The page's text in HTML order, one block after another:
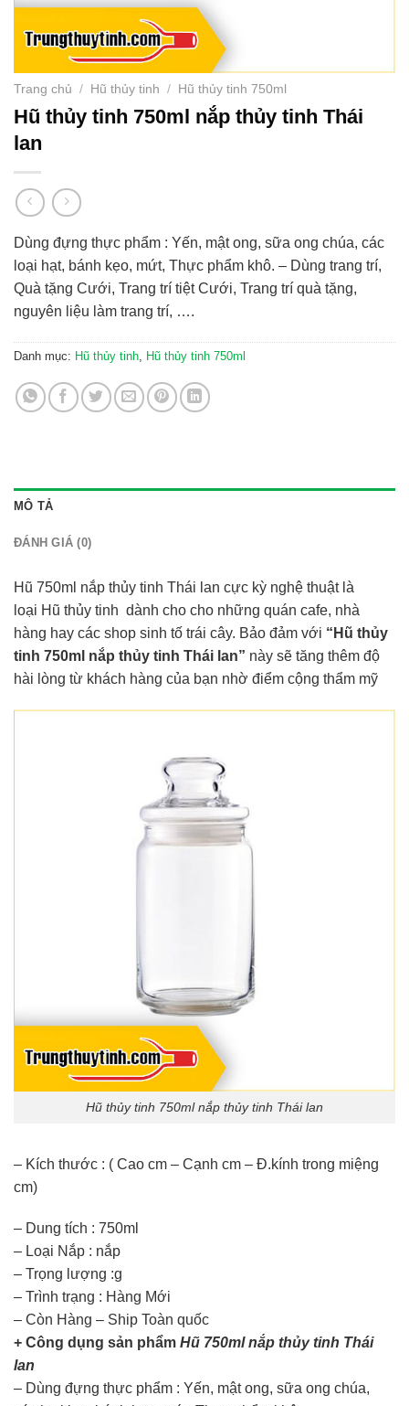
Trang chủ / Hũ thủy tinh / Hũ thủy tinh 750ml
Hũ thủy tinh 750ml nắp thủy tinh Thái
lan
Dùng đựng thực phẩm : Yến, mật ong, sữa ong chúa, các
loại hạt, bánh kẹo, mứt, Thực phẩm khô. – Dùng trang trí,
Quà tặng Cưới, Trang trí tiệt Cưới, Trang trí quà tặng,
nguyên liệu làm trang trí, ….
Danh mục: Hũ thủy tinh, Hũ thủy tinh 750ml
MÔ TẢ
ĐÁNH GIÁ (0)
Hũ 750ml nắp thủy tinh Thái lan cực kỳ nghệ thuật là
loại Hũ thủy tinh dành cho cho những quán cafe, nhà
hàng hay các shop sinh tố trái cây. Bảo đảm với “Hũ thủy
tinh 750ml nắp thủy tinh Thái lan” này sẽ tăng thêm độ
hài lòng từ khách hàng của bạn nhờ điểm cộng thẩm mỹ
Hũ thủy tinh 750ml nắp thủy tinh Thái lan
– Kích thước : ( Cao cm – Cạnh cm – Đ.kính trong miệng
cm)
– Dung tích : 750ml
– Loại Nắp : nắp
– Trọng lượng :g
– Trình trạng : Hàng Mới
– Còn Hàng – Ship Toàn quốc
+ Công dụng sản phẩm Hũ 750ml nắp thủy tinh Thái
lan
– Dùng đựng thực phẩm : Yến, mật ong, sữa ong chúa,